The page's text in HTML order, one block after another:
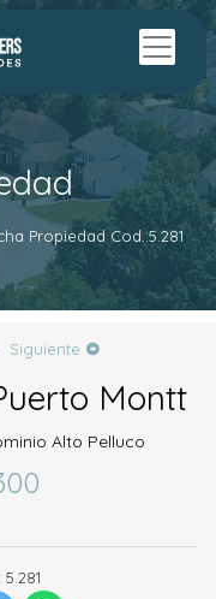
Propiedad Cod.:5.281
Siguiente
Montt
Alto Pelluco